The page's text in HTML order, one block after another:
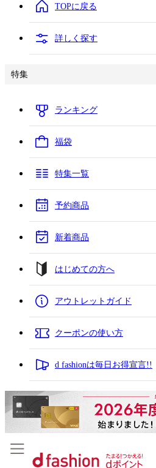
TOPに戻る
詳しく探す
特集
ランキング
福袋
特集一覧
予約商品
新着商品
はじめての方へ
アウトレットガイド
クーポンの使い方
d fashionは毎日お得宣言!!